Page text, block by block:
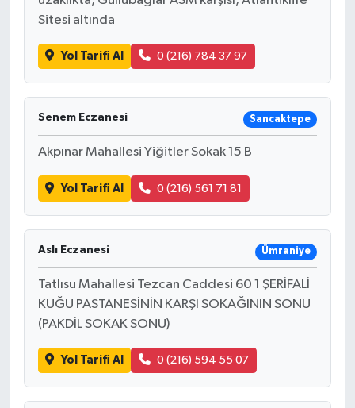
Sitesi altında
Yol Tarifi Al 0 (216) 784 37 97
Senem Eczanesi Sancaktepe
Akpınar Mahallesi Yiğitler Sokak 15 B
Yol Tarifi Al 0 (216) 561 71 81
Aslı Eczanesi Ümraniye
Tatlısu Mahallesi Tezcan Caddesi 60 1 ŞERİFALİ
KUĞU PASTANESİNİN KARŞI SOKAĞININ SONU
(PAKDİL SOKAK SONU)
Yol Tarifi Al 0 (216) 594 55 07